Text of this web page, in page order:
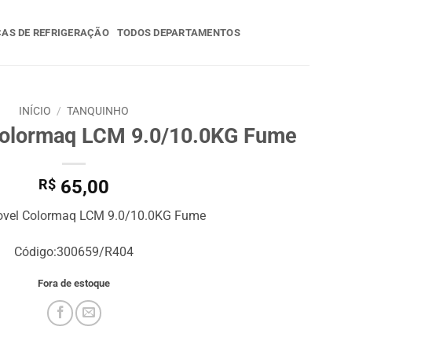
DE REFRIGERAÇÃO TODOS DEPARTAMENTOS
INÍCIO / TANQUINHO
LCM 9.0/10.0KG Fume
R$ 65,00
Colormaq LCM 9.0/10.0KG Fume
Código:300659/R404
Fora de estoque